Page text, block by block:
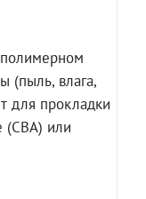
(пыль, влага,
для прокладки
(СВА) или